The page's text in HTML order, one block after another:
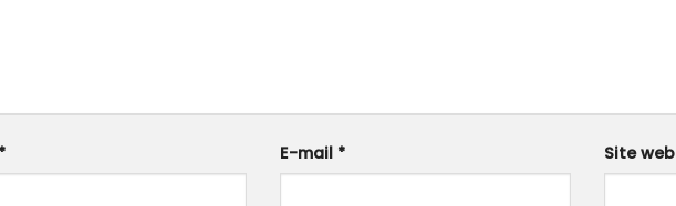
E-mail * Site web